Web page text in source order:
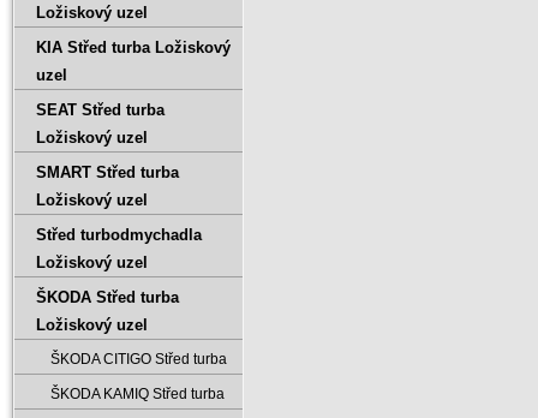
Ložiskový uzel
KIA Střed turba Ložiskový
uzel
SEAT Střed turba
Ložiskový uzel
SMART Střed turba
Ložiskový uzel
Střed turbodmychadla
Ložiskový uzel
ŠKODA Střed turba
Ložiskový uzel
ŠKODA CITIGO Střed turba
ŠKODA KAMIQ Střed turba